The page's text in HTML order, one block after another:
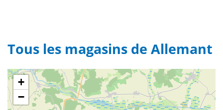
Tous les magasins de Allemant
+
−